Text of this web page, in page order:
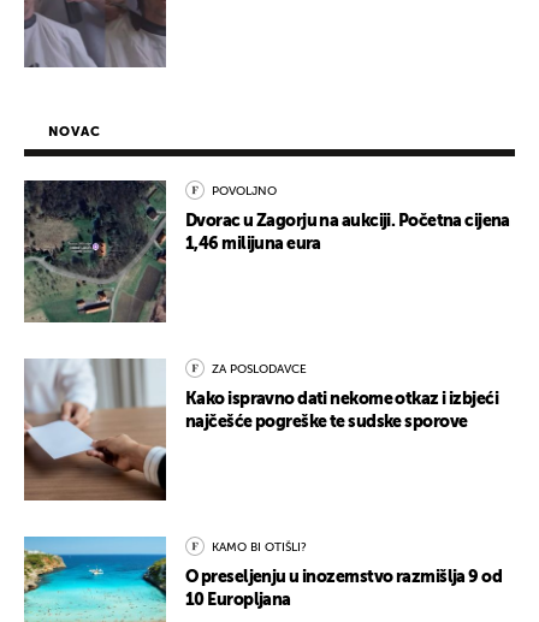
NOVAC
POVOLJNO
Dvorac u Zagorju na aukciji. Početna cijena
1,46 milijuna eura
ZA POSLODAVCE
Kako ispravno dati nekome otkaz i izbjeći
najčešće pogreške te sudske sporove
KAMO BI OTIŠLI?
O preseljenju u inozemstvo razmišlja 9 od
10 Europljana